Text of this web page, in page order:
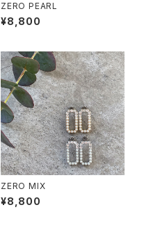
ZERO PEARL
¥8,800
ZERO MIX
¥8,800